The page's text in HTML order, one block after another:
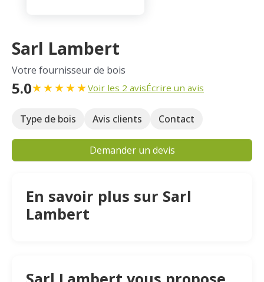
Sarl Lambert
Votre fournisseur de bois
5.0★★★★★Voir les 2 avisÉcrire un avis
Type de bois Avis clients Contact
Demander un devis
En savoir plus sur Sarl
Lambert